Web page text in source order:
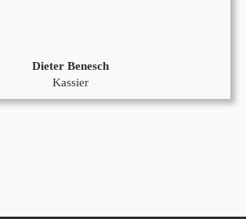
Dieter Benesch
Kassier